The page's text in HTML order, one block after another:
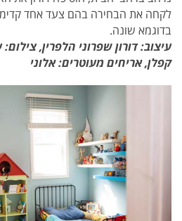
לקחה את הבחירה בהם צעד אחד
בדוגמא שונה.
עיצוב: דורון שפרוני הלפרין,צילום:
קפלן, אריחים מעוטרים: אלוני